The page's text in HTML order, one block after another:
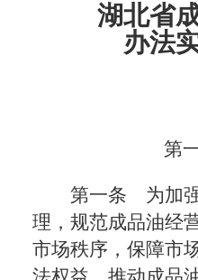
湖北省
办法
第
第一条 为加
理，规范成品油经
市场秩序，保障市